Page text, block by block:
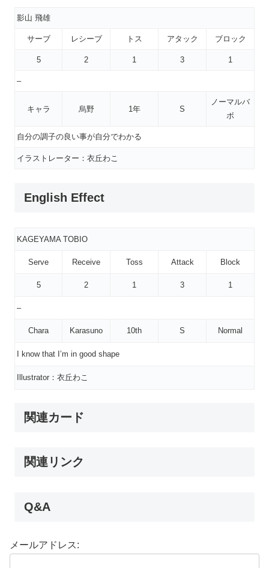
影山 飛雄
サーブ レシーブ トス アタック ブロック
5 2 1 3 1
–
キャラ 烏野 1年 S
ノーマルバ
ボ
自分の調子の良い事が自分でわかる
イラストレーター：衣丘わこ
English Effect
KAGEYAMA TOBIO
Serve Receive Toss Attack Block
5 2 1 3 1
–
Chara Karasuno 10th S Normal
I know that I’m in good shape
Illustrator：衣丘わこ
関連カード
関連リンク
Q&A
メールアドレス: